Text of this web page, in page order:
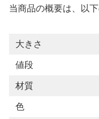
当商品の概要は、以下
大きさ
値段
材質
色